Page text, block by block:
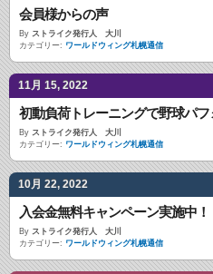
会員様からの声
By ストライク発行人 大川
カテゴリー: ワールドウィング札幌通信
11月 15, 2022
初動負荷トレーニングで野球パ
By ストライク発行人 大川
カテゴリー: ワールドウィング札幌通信
10月 22, 2022
入会金無料キャンペーン実施中！
By ストライク発行人 大川
カテゴリー: ワールドウィング札幌通信